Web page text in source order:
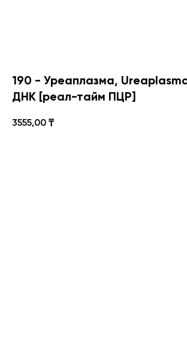
190 - Уреаплазма,
ДНК [реал-тайм ПЦР]
3555,00 ₸